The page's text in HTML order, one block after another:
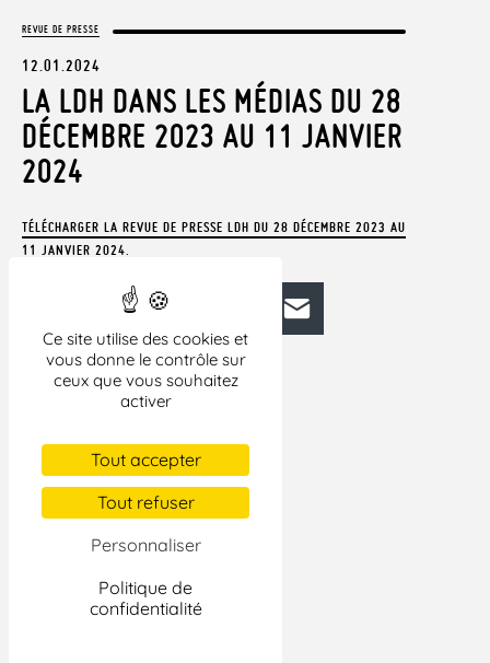
Ce site utilise des cookies et
vous donne le contrôle sur
ceux que vous souhaitez
activer
Tout accepter
Tout refuser
Personnaliser
Politique de
confidentialité
REVUE DE PRESSE
12.01.2024
LA LDH DANS LES MÉDIAS DU 28
DÉCEMBRE 2023 AU 11 JANVIER
2024
TÉLÉCHARGER LA REVUE DE PRESSE LDH DU 28 DÉCEMBRE 2023 AU
11 JANVIER 2024.
FacebookBlueskyMastodonLinkedIn